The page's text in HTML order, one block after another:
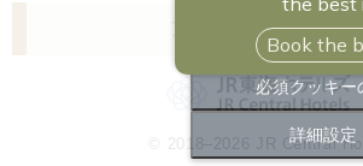
アソシアホテル一覧
名古屋マリオットアソシア
ヒルトン高山リゾート
© 2018–2026 JR Central
すべて許可
必須クッキー
詳細設定